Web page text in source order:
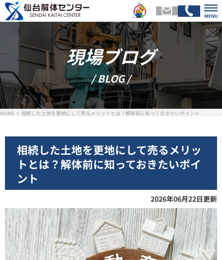
トップページ 会社
解体メニュー
スタッフ紹介 施工
お客様の声 現場
お問い合わせ
現場ブログ
/ BLOG /
HOME 相続した土地を更地にして売るメリットとは？解体前に知っておきたいポイント
相続した土地を更地にして売るメリッ
トとは？解体前に知っておきたいポイ
ント
2026年06月22日更新